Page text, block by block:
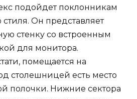
подойдет поклонникам
стиля. Он представляет
стенку со встроенным
для монитора.
помещается на
столешницей есть место
полочки. Нижние сектора